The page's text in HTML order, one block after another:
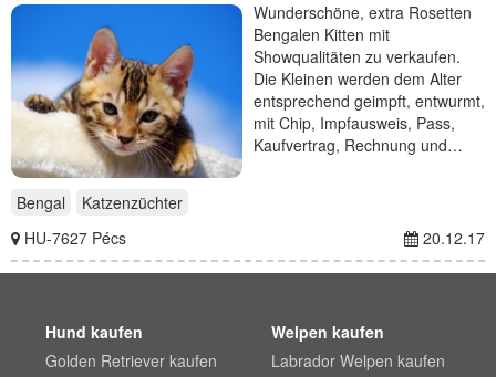
Wunderschöne, extra Rosetten
Bengalen Kitten mit
Showqualitäten zu verkaufen.
Die Kleinen werden dem Alter
entsprechend geimpft, entwurmt,
mit Chip, Impfausweis, Pass,
Kaufvertrag, Rechnung und…
Bengal
Katzenzüchter
HU-7627 Pécs
20.12.17
Hund kaufen
Golden Retriever kaufen
Welpen kaufen
Labrador Welpen kaufen